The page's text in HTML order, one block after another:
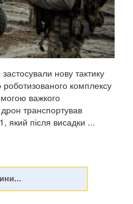
нову тактику
роботизованого комплексу
важкого
дрон транспортував
який після висадки ...